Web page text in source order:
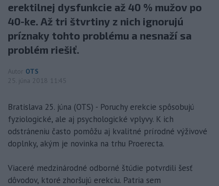
erektilnej dysfunkcie až 40 % mužov po
40-ke. Až tri štvrtiny z nich ignorujú
príznaky tohto problému a nesnaží sa
problém riešiť.
Autor OTS
25. júna 2018 11:45
Bratislava 25. júna (OTS) - Poruchy erekcie spôsobujú
fyziologické, ale aj psychologické vplyvy. K ich
odstráneniu často pomôžu aj kvalitné prírodné výživové
doplnky, akým je novinka na trhu Proerecta.
Viaceré medzinárodné odborné štúdie potvrdili šesť
dôvodov, ktoré zhoršujú erekciu. Patria sem